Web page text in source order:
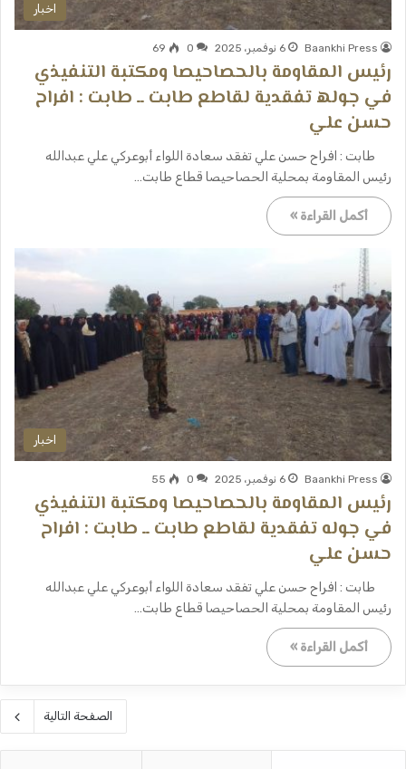
اخبار
Baankhi Press 6 نوفمبر، 2025 0
69
رئيس المقاومة بالحصاحيصا ومكتبة التنفيذي
في جولھ تفقدية لقاطع طابت ــ طابت : افراح
حسن علي
طابت : افراح حسن علي تفقد سعادة اللواء أبوعركي علي عبدالله
رئيس المقاومة بمحلية الحصاحيصا قطاع طابت…
أكمل القراءة »
اخبار
Baankhi Press 6 نوفمبر، 2025 0
55
رئيس المقاومة بالحصاحيصا ومكتبة التنفيذي
في جوله تفقدية لقاطع طابت ــ طابت : افراح
حسن علي
طابت : افراح حسن علي تفقد سعادة اللواء أبوعركي علي عبدالله
رئيس المقاومة بمحلية الحصاحيصا قطاع طابت…
أكمل القراءة »
الصفحة التالية